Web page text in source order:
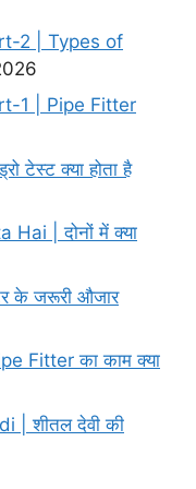
2 | Types of
1 | Pipe Fitter
टेस्ट क्या होता है
| दोनों में क्या
के जरूरी औजार
Fitter का काम क्या
| शीतल देवी की